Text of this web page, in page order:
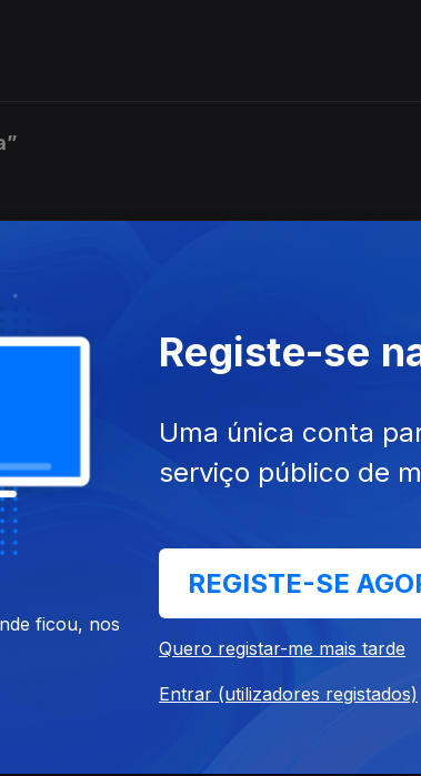
Brigaden”
Regimiento”
ficou, nos
Registe-se
Uma única conta
serviço público de
REGISTE-SE
Quero registar-me mais tarde
Entrar (utilizadores registados)